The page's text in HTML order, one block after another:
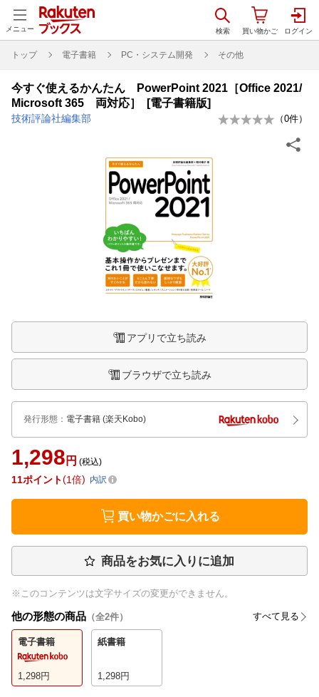
メニュー
トップ 電子書籍 PC・システム開発 その他
今すぐ使えるかんたん PowerPoint 2021［Office 2021/
Microsoft 365 両対応］ [電子書籍版]
技術評論社編集部 （0件）
アプリで立ち読み
ブラウザで立ち読み
発行形態 ： 電子書籍 (楽天Kobo)
1,298 円 (税込)
11ポイント 1倍 内訳
買い物かごに入れる
商品をお気に入りに追加
※このコンテンツは文字サイズの変更ができません。
他の形態の商品 （全2件） すべて見る
電子書籍
1,298円
紙書籍
1,298円